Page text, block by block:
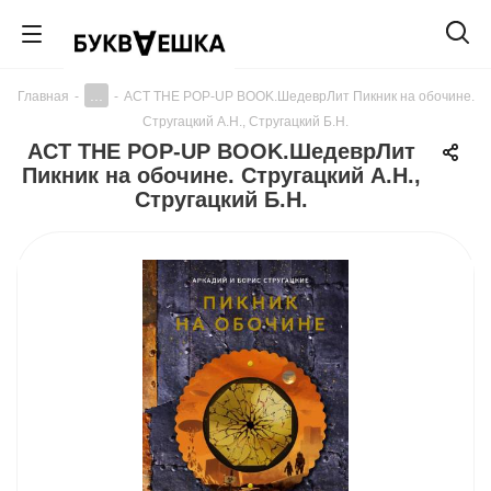
Главная - - АСТ THE POP-UP BOOK.ШедеврЛит Пикник на обочине.
Стругацкий А.Н., Стругацкий Б.Н.
АСТ THE POP-UP BOOK.ШедеврЛит
Пикник на обочине. Стругацкий А.Н.,
Стругацкий Б.Н.